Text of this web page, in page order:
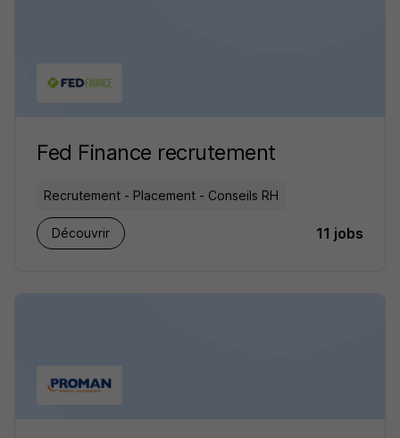
Fed Finance recrutement
Recrutement - Placement - Conseils RH
Découvrir 11 jobs